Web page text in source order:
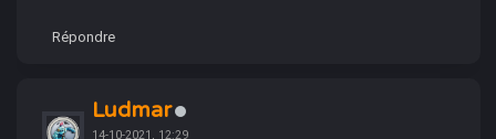
Répondre
Ludmar
14-10-2021, 12:29